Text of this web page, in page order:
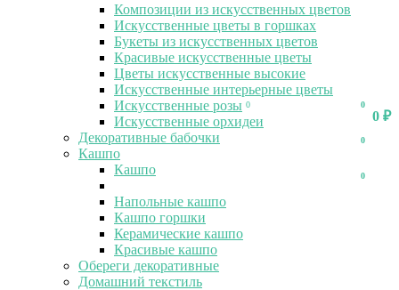
0
0 ₽
0
0
0
Композиции из искусственных цветов
Искусственные цветы в горшках
Букеты из искусственных цветов
Красивые искусственные цветы
Цветы искусственные высокие
Искусственные интерьерные цветы
Искусственные розы
Искусственные орхидеи
Декоративные бабочки
Кашпо
Кашпо
Напольные кашпо
Кашпо горшки
Керамические кашпо
Красивые кашпо
Обереги декоративные
Домашний текстиль